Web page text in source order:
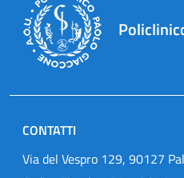
CONTATTI
Via del Vespro 129, 90127